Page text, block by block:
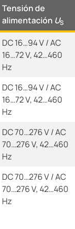
Tensión de
alimentación US
DC 16…94 V / AC
16…72 V, 42…460
Hz
DC 16…94 V / AC
16…72 V, 42…460
Hz
DC 70…276 V / AC
70…276 V, 42…460
Hz
DC 70…276 V / AC
70…276 V, 42…460
Hz